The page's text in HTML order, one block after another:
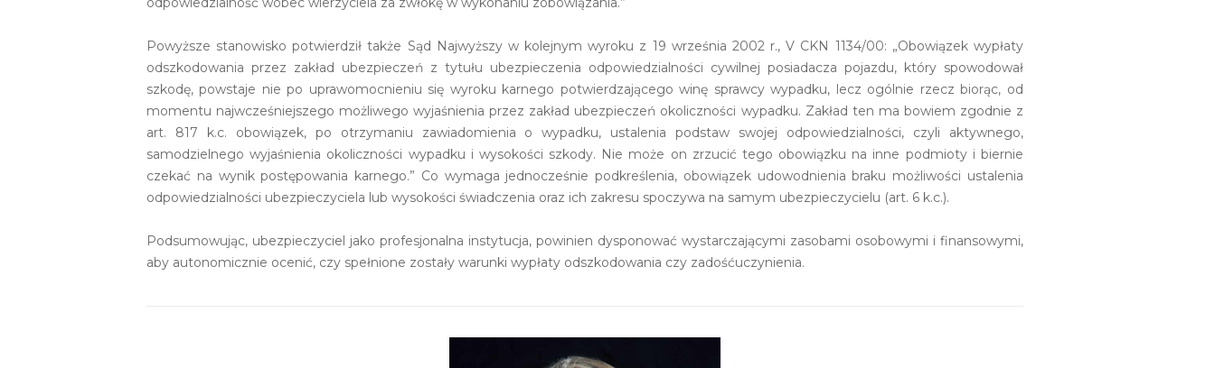
Powyższe stanowisko potwierdził także Sąd Najwyższy w kolejnym wyroku z 19 września 2002 r., V CKN 1134/00: „Obowiązek wypłaty
odszkodowania przez zakład ubezpieczeń z tytułu ubezpieczenia odpowiedzialności cywilnej posiadacza pojazdu, który spowodował
szkodę, powstaje nie po uprawomocnieniu się wyroku karnego potwierdzającego winę sprawcy wypadku, lecz ogólnie rzecz biorąc, od
momentu najwcześniejszego możliwego wyjaśnienia przez zakład ubezpieczeń okoliczności wypadku. Zakład ten ma bowiem zgodnie z
art. 817 k.c. obowiązek, po otrzymaniu zawiadomienia o wypadku, ustalenia podstaw swojej odpowiedzialności, czyli aktywnego,
samodzielnego wyjaśnienia okoliczności wypadku i wysokości szkody. Nie może on zrzucić tego obowiązku na inne podmioty i biernie
czekać na wynik postępowania karnego.” Co wymaga jednocześnie podkreślenia, obowiązek udowodnienia braku możliwości ustalenia
odpowiedzialności ubezpieczyciela lub wysokości świadczenia oraz ich zakresu spoczywa na samym ubezpieczycielu (art. 6 k.c.).
Podsumowując, ubezpieczyciel jako profesjonalna instytucja, powinien dysponować wystarczającymi zasobami osobowymi i finansowymi,
aby autonomicznie ocenić, czy spełnione zostały warunki wypłaty odszkodowania czy zadośćuczynienia.